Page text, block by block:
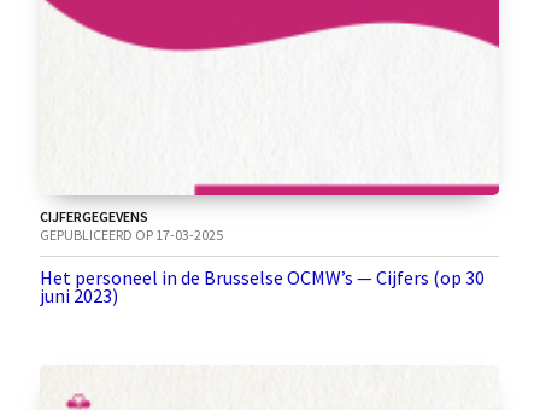
CIJFERGEGEVENS
GEPUBLICEERD OP 17-03-2025
Het personeel in de Brusselse OCMW’s — Cijfers (op 30
juni 2023)